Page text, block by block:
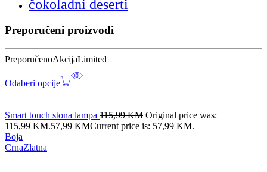
čokoladni deserti
Preporučeni proizvodi
PreporučenoAkcijaLimited
Odaberi opcije
Smart touch stona lampa 115,99KM Original price was:
115,99 KM.57,99 KMCurrent price is: 57,99 KM.
Boja
CrnaZlatna